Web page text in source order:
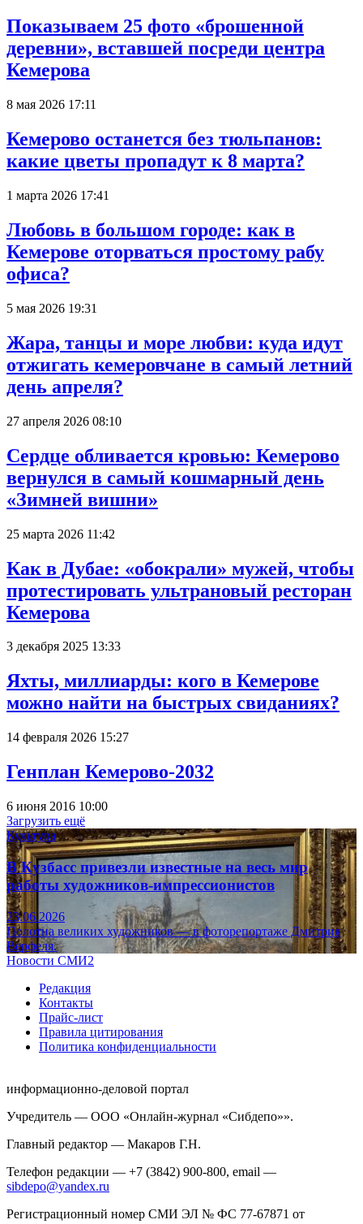
Показываем 25 фото «брошенной
деревни», вставшей посреди центра
Кемерова
8 мая 2026 17:11
Кемерово останется без тюльпанов:
какие цветы пропадут к 8 марта?
1 марта 2026 17:41
Любовь в большом городе: как в
Кемерове оторваться простому рабу
офиса?
5 мая 2026 19:31
Жара, танцы и море любви: куда идут
отжигать кемеровчане в самый летний
день апреля?
27 апреля 2026 08:10
Сердце обливается кровью: Кемерово
вернулся в самый кошмарный день
«Зимней вишни»
25 марта 2026 11:42
Как в Дубае: «обокрали» мужей, чтобы
протестировать ультрановый ресторан
Кемерова
3 декабря 2025 13:33
Яхты, миллиарды: кого в Кемерове
можно найти на быстрых свиданиях?
14 февраля 2026 15:27
Генплан Кемерово-2032
6 июня 2016 10:00
Загрузить ещё
Культура
В Кузбасс привезли известные на весь мир
работы художников-импрессионистов
23.06.2026
Полотна великих художников — в фоторепортаже Дмитрия
Верфеля.
Новости СМИ2
Редакция
Контакты
Прайс-лист
Правила цитирования
Политика конфиденциальности
информационно-деловой портал
Учредитель — ООО «Онлайн-журнал «Сибдепо»».
Главный редактор — Макаров Г.Н.
Телефон редакции — +7 (3842) 900-800, email —
sibdepo@yandex.ru
Регистрационный номер СМИ ЭЛ № ФС 77-67871 от